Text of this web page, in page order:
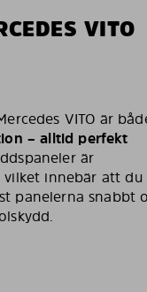
VITO
VITO är
– alltid perfekt
är
vilket innebär att du
panelerna snabbt